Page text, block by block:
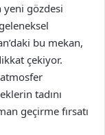
yeni gözdesi
bu mekan,
çekiyor.
atmosfer
tadını
geçirme fırsatı